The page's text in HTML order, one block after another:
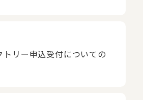
トリー申込受付についての